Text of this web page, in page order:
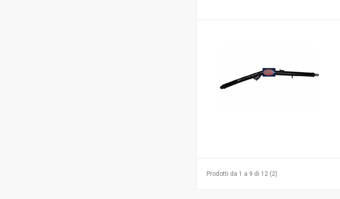
Prodotti da 1 a 9 di 12 (2)